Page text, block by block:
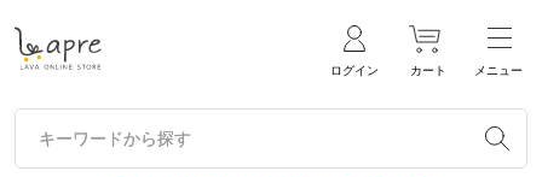
ログイン カート メニュー
キーワードから探す
キーワードから探す